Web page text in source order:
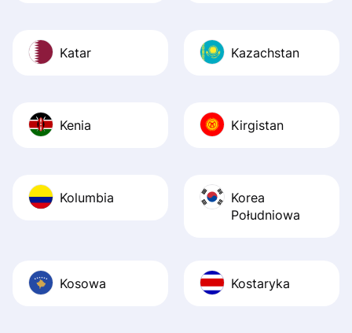
Katar Kazachstan
Kenia Kirgistan
Kolumbia
Korea
Południowa
Kosowa Kostaryka